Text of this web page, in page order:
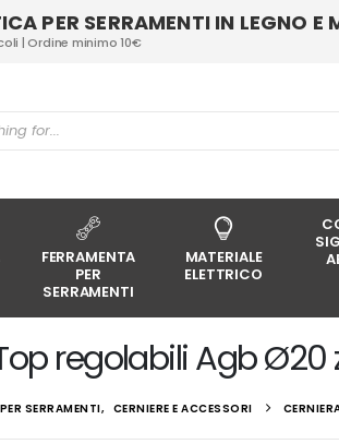
PER SERRAMENTI IN LEGNO E
| Ordine minimo 10€
FERRAMENTA
PER
SERRAMENTI
MATERIALE
ELETTRICO
regolabili Agb Ø20
SERRAMENTI, CERNIERE E ACCESSORI